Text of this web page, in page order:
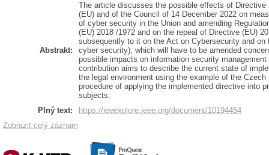
Abstrakt:
The article discusses the possible effects of Directive
(EU) and of the Council of 14 December 2022 on
of cyber security in the Union and amending
(EU) 2018 /1972 and on the repeal of Directive (EU)
subsequently to it on the Act on Cybersecurity and
cyber security), which will have to be amended
possible impacts on information security
contribution aims to describe the current state of
the legal environment using the example of the
procedure of applying the implemented directive into
subjects.
Plný text:
https://ieeexplore.ieee.org/document/10194454
Zobrazit celý záznam